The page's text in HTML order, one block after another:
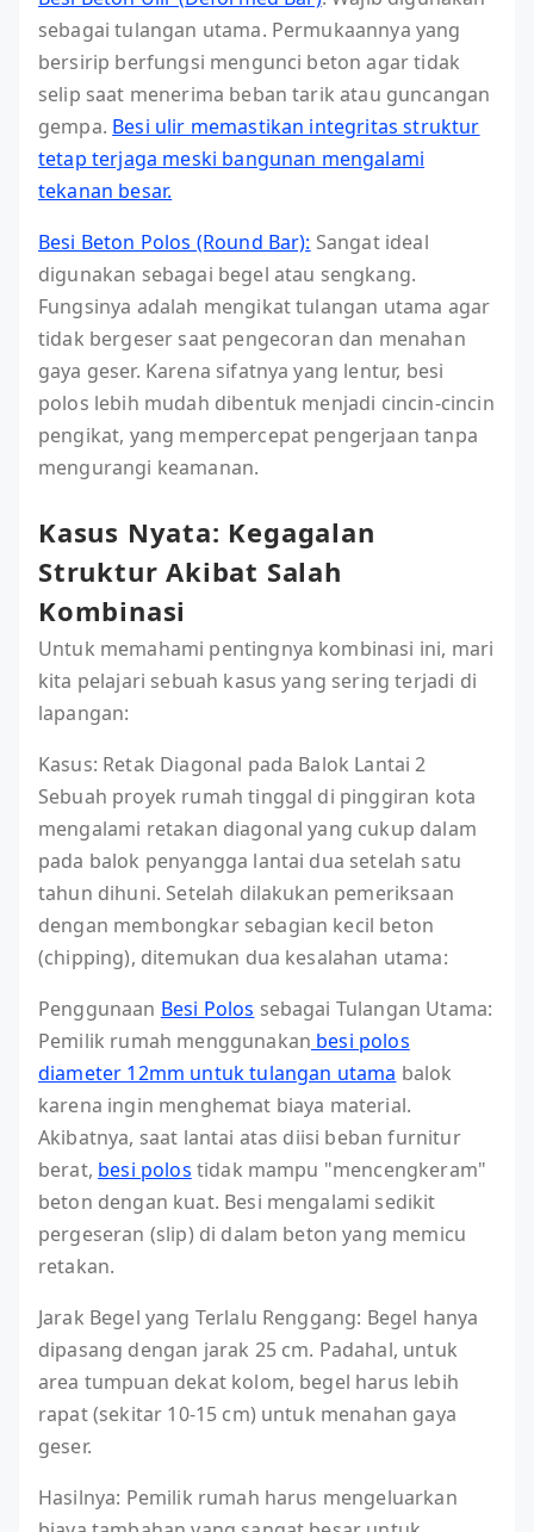
sebagai tulangan utama. Permukaannya yang
bersirip berfungsi mengunci beton agar tidak
selip saat menerima beban tarik atau guncangan
gempa. Besi ulir memastikan integritas struktur
tetap terjaga meski bangunan mengalami
tekanan besar.
Besi Beton Polos (Round Bar): Sangat ideal
digunakan sebagai begel atau sengkang.
Fungsinya adalah mengikat tulangan utama agar
tidak bergeser saat pengecoran dan menahan
gaya geser. Karena sifatnya yang lentur, besi
polos lebih mudah dibentuk menjadi cincin-cincin
pengikat, yang mempercepat pengerjaan tanpa
mengurangi keamanan.
Kasus Nyata: Kegagalan
Struktur Akibat Salah
Kombinasi
Untuk memahami pentingnya kombinasi ini, mari
kita pelajari sebuah kasus yang sering terjadi di
lapangan:
Kasus: Retak Diagonal pada Balok Lantai 2
Sebuah proyek rumah tinggal di pinggiran kota
mengalami retakan diagonal yang cukup dalam
pada balok penyangga lantai dua setelah satu
tahun dihuni. Setelah dilakukan pemeriksaan
dengan membongkar sebagian kecil beton
(chipping), ditemukan dua kesalahan utama:
Penggunaan Besi Polos sebagai Tulangan Utama:
Pemilik rumah menggunakan besi polos
diameter 12mm untuk tulangan utama balok
karena ingin menghemat biaya material.
Akibatnya, saat lantai atas diisi beban furnitur
berat, besi polos tidak mampu "mencengkeram"
beton dengan kuat. Besi mengalami sedikit
pergeseran (slip) di dalam beton yang memicu
retakan.
Jarak Begel yang Terlalu Renggang: Begel hanya
dipasang dengan jarak 25 cm. Padahal, untuk
area tumpuan dekat kolom, begel harus lebih
rapat (sekitar 10-15 cm) untuk menahan gaya
geser.
Hasilnya: Pemilik rumah harus mengeluarkan